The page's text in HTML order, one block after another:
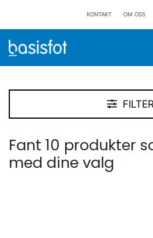
KONTAKT OM OSS
Fant 10 produkter
med dine valg